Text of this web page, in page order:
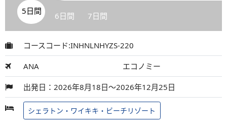
5日間 6日間 7日間
コースコード:INHNLNHYZS-220
ANA エコノミー
出発日：2026年8月18日～2026年12月25日
シェラトン・ワイキキ・ビーチリゾート